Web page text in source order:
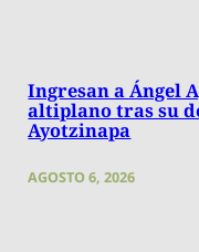
Ingresan a Ángel
altiplano tras su
Ayotzinapa
AGOSTO 6, 2026